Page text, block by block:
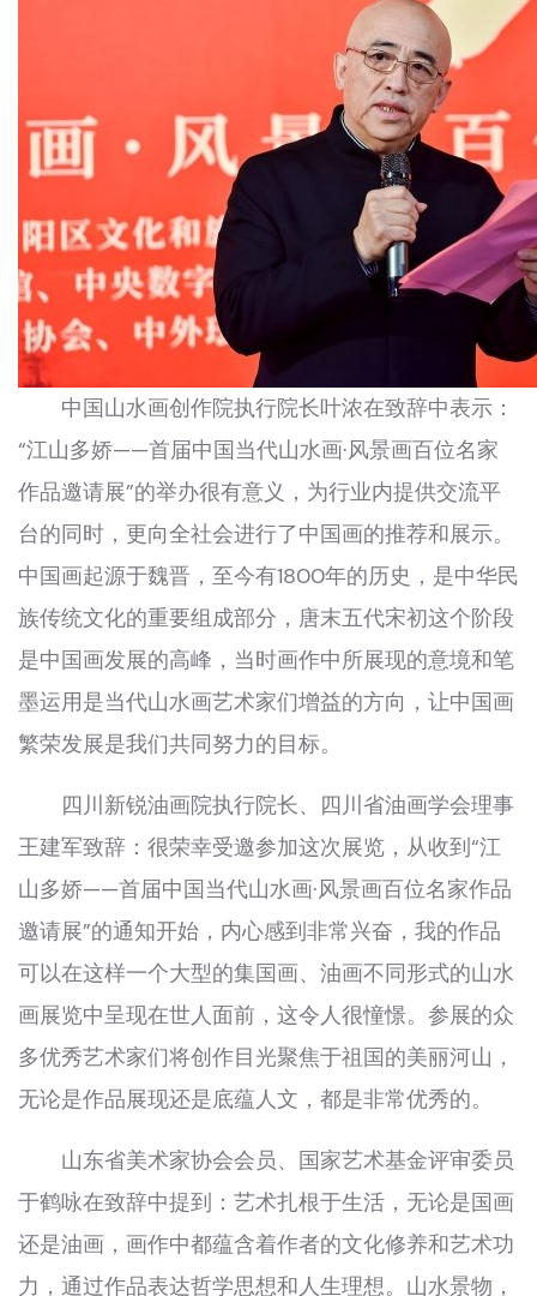
中国山水画创作院执行院长叶浓在致辞中表示：
“江山多娇——首届中国当代山水画·风景画百位名家
作品邀请展”的举办很有意义，为行业内提供交流平
台的同时，更向全社会进行了中国画的推荐和展示。
中国画起源于魏晋，至今有1800年的历史，是中华民
族传统文化的重要组成部分，唐末五代宋初这个阶段
是中国画发展的高峰，当时画作中所展现的意境和笔
墨运用是当代山水画艺术家们增益的方向，让中国画
繁荣发展是我们共同努力的目标。
四川新锐油画院执行院长、四川省油画学会理事
王建军致辞：很荣幸受邀参加这次展览，从收到“江
山多娇——首届中国当代山水画·风景画百位名家作品
邀请展”的通知开始，内心感到非常兴奋，我的作品
可以在这样一个大型的集国画、油画不同形式的山水
画展览中呈现在世人面前，这令人很憧憬。参展的众
多优秀艺术家们将创作目光聚焦于祖国的美丽河山，
无论是作品展现还是底蕴人文，都是非常优秀的。
山东省美术家协会会员、国家艺术基金评审委员
于鹤咏在致辞中提到：艺术扎根于生活，无论是国画
还是油画，画作中都蕴含着作者的文化修养和艺术功
力，通过作品表达哲学思想和人生理想。山水景物，